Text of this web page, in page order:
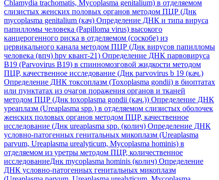
Chlamydia trachomatis, Mycoplasma genitalium) в отделяемом
слизистых женских половых органов методом ПЦР (Днк
mycoplasma genitalium (кач) Определение ДНК и типа вируса
папилломы человека (Papilloma virus) высокого
канцерогенного риска в отделяемом (соскобе) из
цервикального канала методом ПЦР (Днк вирусов папилломы
человека (впч) hpv квант-21) Определение ДНК парвовируса
B19 (Parvovirus B19) в спинномозговой жидкости методом
ПЦР, качественное исследование (Днк parvovirus b 19 (кач.)
Определение ДНК токсоплазм (Toxoplasma gondii) в биоптатах
или пунктатах из очагов поражения органов и тканей
методом ПЦР (Днк toxoplasma gondii (кач.)) Определение ДНК
уреаплазм (Ureaplasma spp.) в отделяемом слизистых оболочек
женских половых органов методом ПЦР, качественное
исследование (Днк ureaplasma spp. (колич) Определение ДНК
условно-патогенных генитальных микоплазм (Ureaplasma
parvum, Ureaplasma urealyticum, Mycoplasma hominis) в
отделяемом из уретры методом ПЦР, количественное
исследованиеДнк mycoplasma hominis (колич) Определение
ДНК условно-патогенных генитальных микоплазм